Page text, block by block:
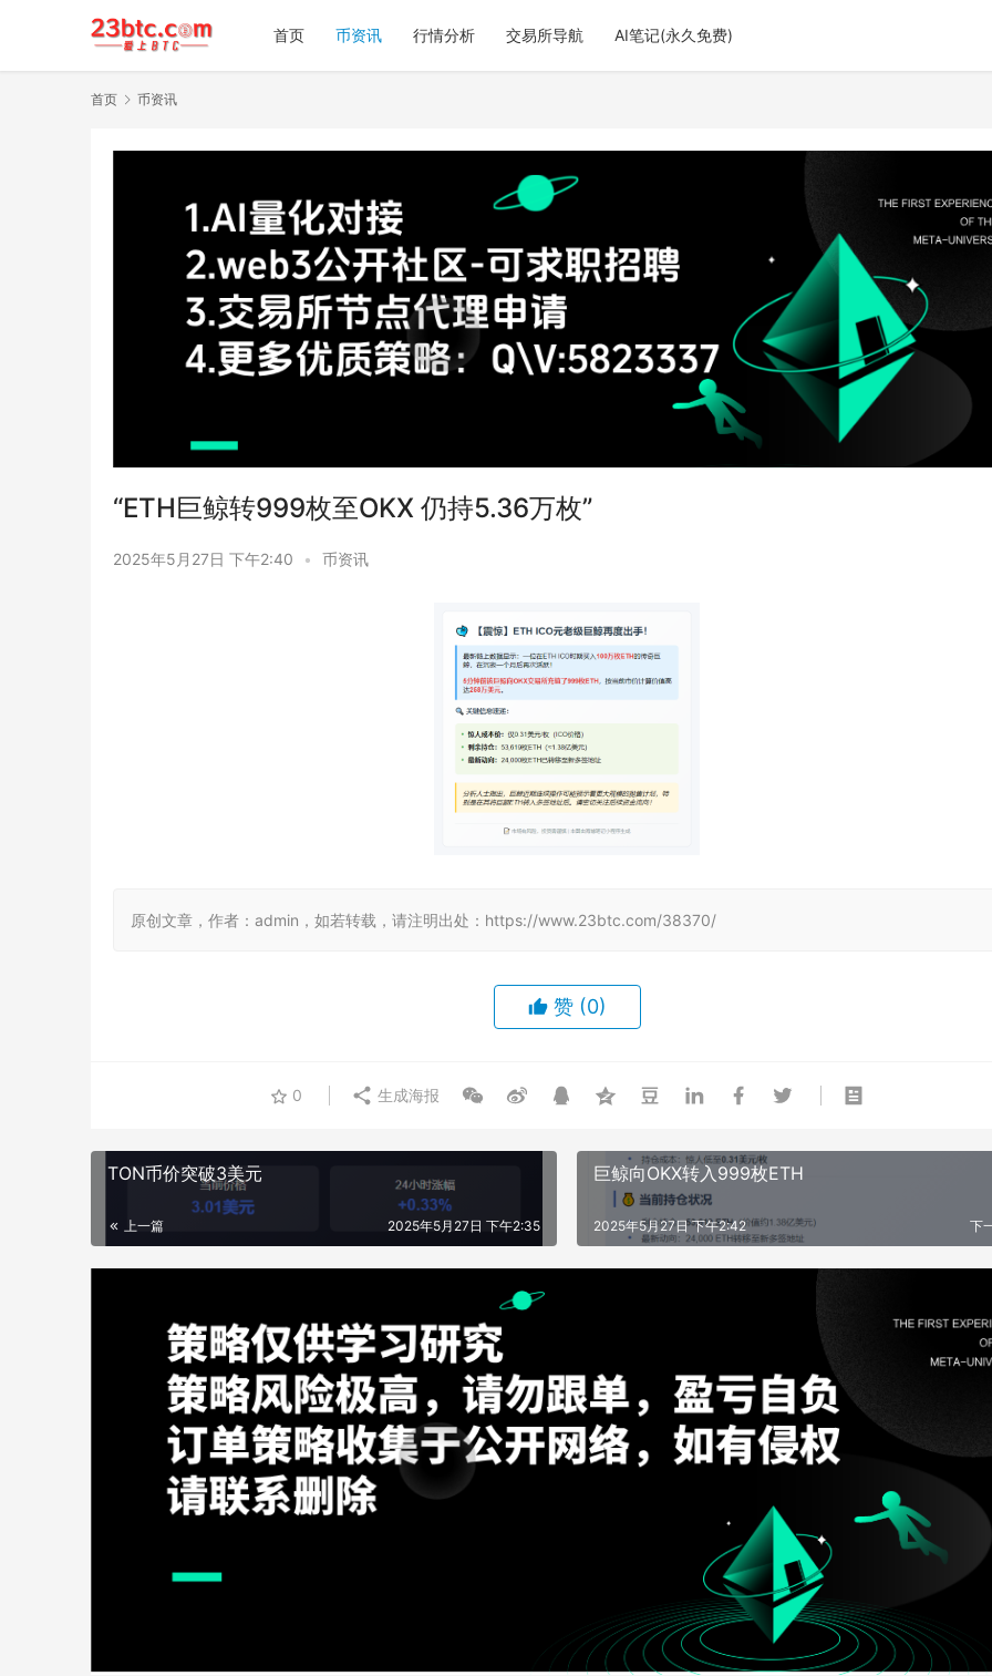
首页 币资讯 行情分析 交易所导航 AI笔记(永久免费)
首页 币资讯
“ETH巨鲸转999枚至OKX 仍持5.36万枚”
2025年5月27日 下午2:40 • 币资讯
原创文章，作者：admin，如若转载，请注明出处：https://www.23btc.com/38370/
赞 (0)
0 生成海报
TON币价突破3美元
上一篇 2025年5月27日 下午2:35
巨鲸向OKX转入999枚ETH
下
2025年5月27日 下午2:42